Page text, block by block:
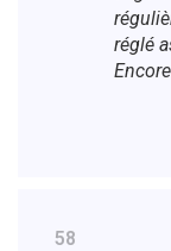
réglé
58